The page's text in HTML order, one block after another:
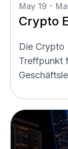
May 19 -
Crypto
Die Crypto
Treffpunkt